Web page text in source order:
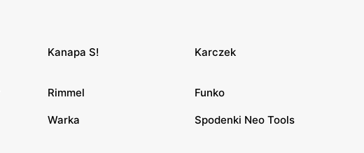
Kanapa S! Karczek
Rimmel Funko
Warka Spodenki Neo Tools